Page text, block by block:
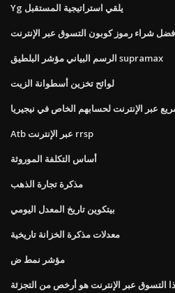
Yg يلقي استراتيجية المستقبل
شراء رموز كوبون التسوق عبر الإنترنت
الرسم البياني مؤشر البلطيق supramax
لوائح تخزين أسطوانة الزيت
عبر الإنترنت لحسابهم الخاص في نيجيريا
Atb عبر الإنترنت rrsp
أساس التكلفة الموروثة
مذكرة تجارة الذهب
بيتكوين تاريخ المعدل اليومي
معدلات مذكرة الخزانة تاريخية
مؤشر نمط ض
التسوق عبر الإنترنت هو أرخص من التجزئة